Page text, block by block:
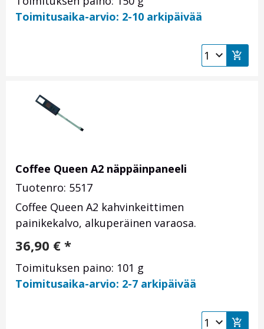
Toimitusaika-arvio: 2-10 arkipäivää
Coffee Queen A2 näppäinpaneeli
Tuotenro: 5517
Coffee Queen A2 kahvinkeittimen
painikekalvo, alkuperäinen varaosa.
36,90 € *
Toimituksen paino: 101 g
Toimitusaika-arvio: 2-7 arkipäivää